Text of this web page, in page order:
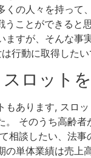
の人々を持っ
ことができると
ますが、そんな
行動に取得したい
ロット
もあります, スロ
そのうち高齢
相談したい、法
の単体業績は売